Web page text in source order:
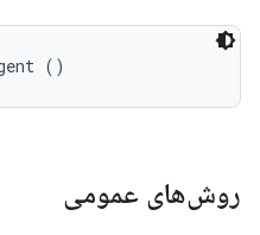
()
روش‌های عمومی